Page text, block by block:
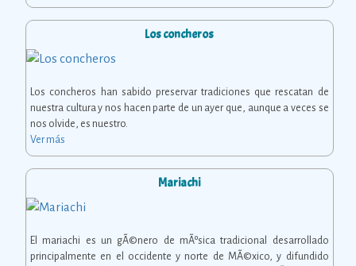
Los concheros
Los concheros han sabido preservar tradiciones que rescatan de
nuestra cultura y nos hacen parte de un ayer que, aunque a veces se
nos olvide, es nuestro.
Ver más
Mariachi
El mariachi es un gÃ©nero de mÃºsica tradicional desarrollado
principalmente en el occidente y norte de MÃ©xico, y difundido